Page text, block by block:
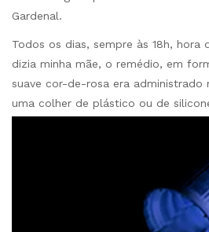
Gardenal.
Todos os dias, sempre às 18h, hora
dizia minha mãe, o remédio, em
suave cor-de-rosa era administrado
uma colher de plástico ou de